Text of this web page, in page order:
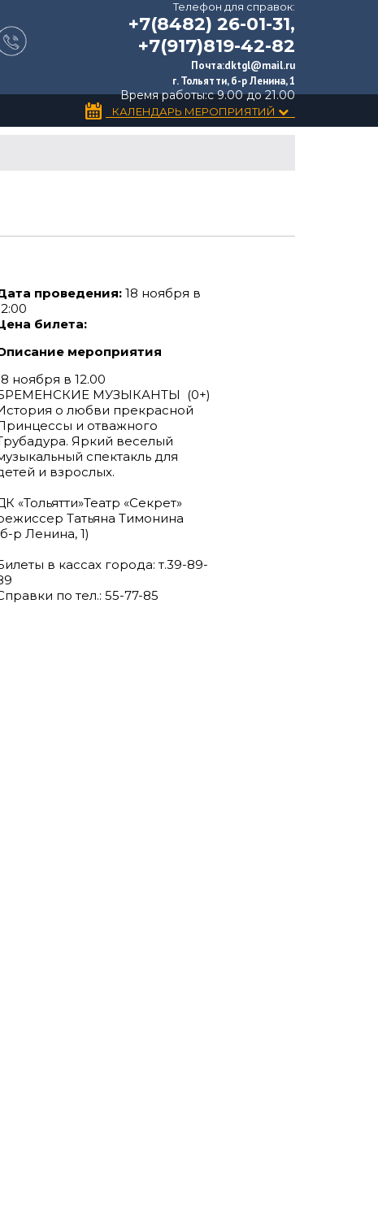
Телефон для справок:
+7(8482) 26-01-31,
+7(917)819-42-82
Почта:dktgl@mail.ru
г. Тольятти, б-р Ленина, 1
Время работы:с 9.00 до 21.00
КАЛЕНДАРЬ МЕРОПРИЯТИЙ
проведения: 18 ноября в
билета:
мероприятия
ноября в 12.00
МУЗЫКАНТЫ (0+)
о любви прекрасной
и отважного
Яркий веселый
спектакль для
и взрослых.
«Тольятти»Театр «Секрет»
Татьяна Тимонина
р Ленина, 1)
в кассах города: т.39-89-
по тел.: 55-77-85